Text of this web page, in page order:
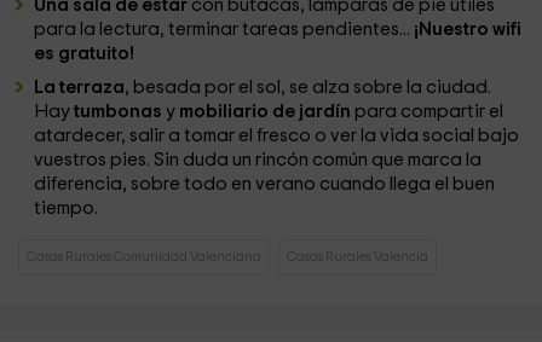
Una sala de estar con butacas, lámparas de pie útiles
para la lectura, terminar tareas pendientes... ¡Nuestro wifi
es gratuito!
La terraza, besada por el sol, se alza sobre la ciudad.
Haytumbonas y mobiliario de jardín para compartir el
atardecer, salir a tomar el fresco o ver la vida social bajo
vuestros pies. Sin duda un rincón común que marca la
diferencia, sobre todo en verano cuando llega el buen
tiempo.
Casas Rurales Comunidad Valenciana Casas Rurales Valencia